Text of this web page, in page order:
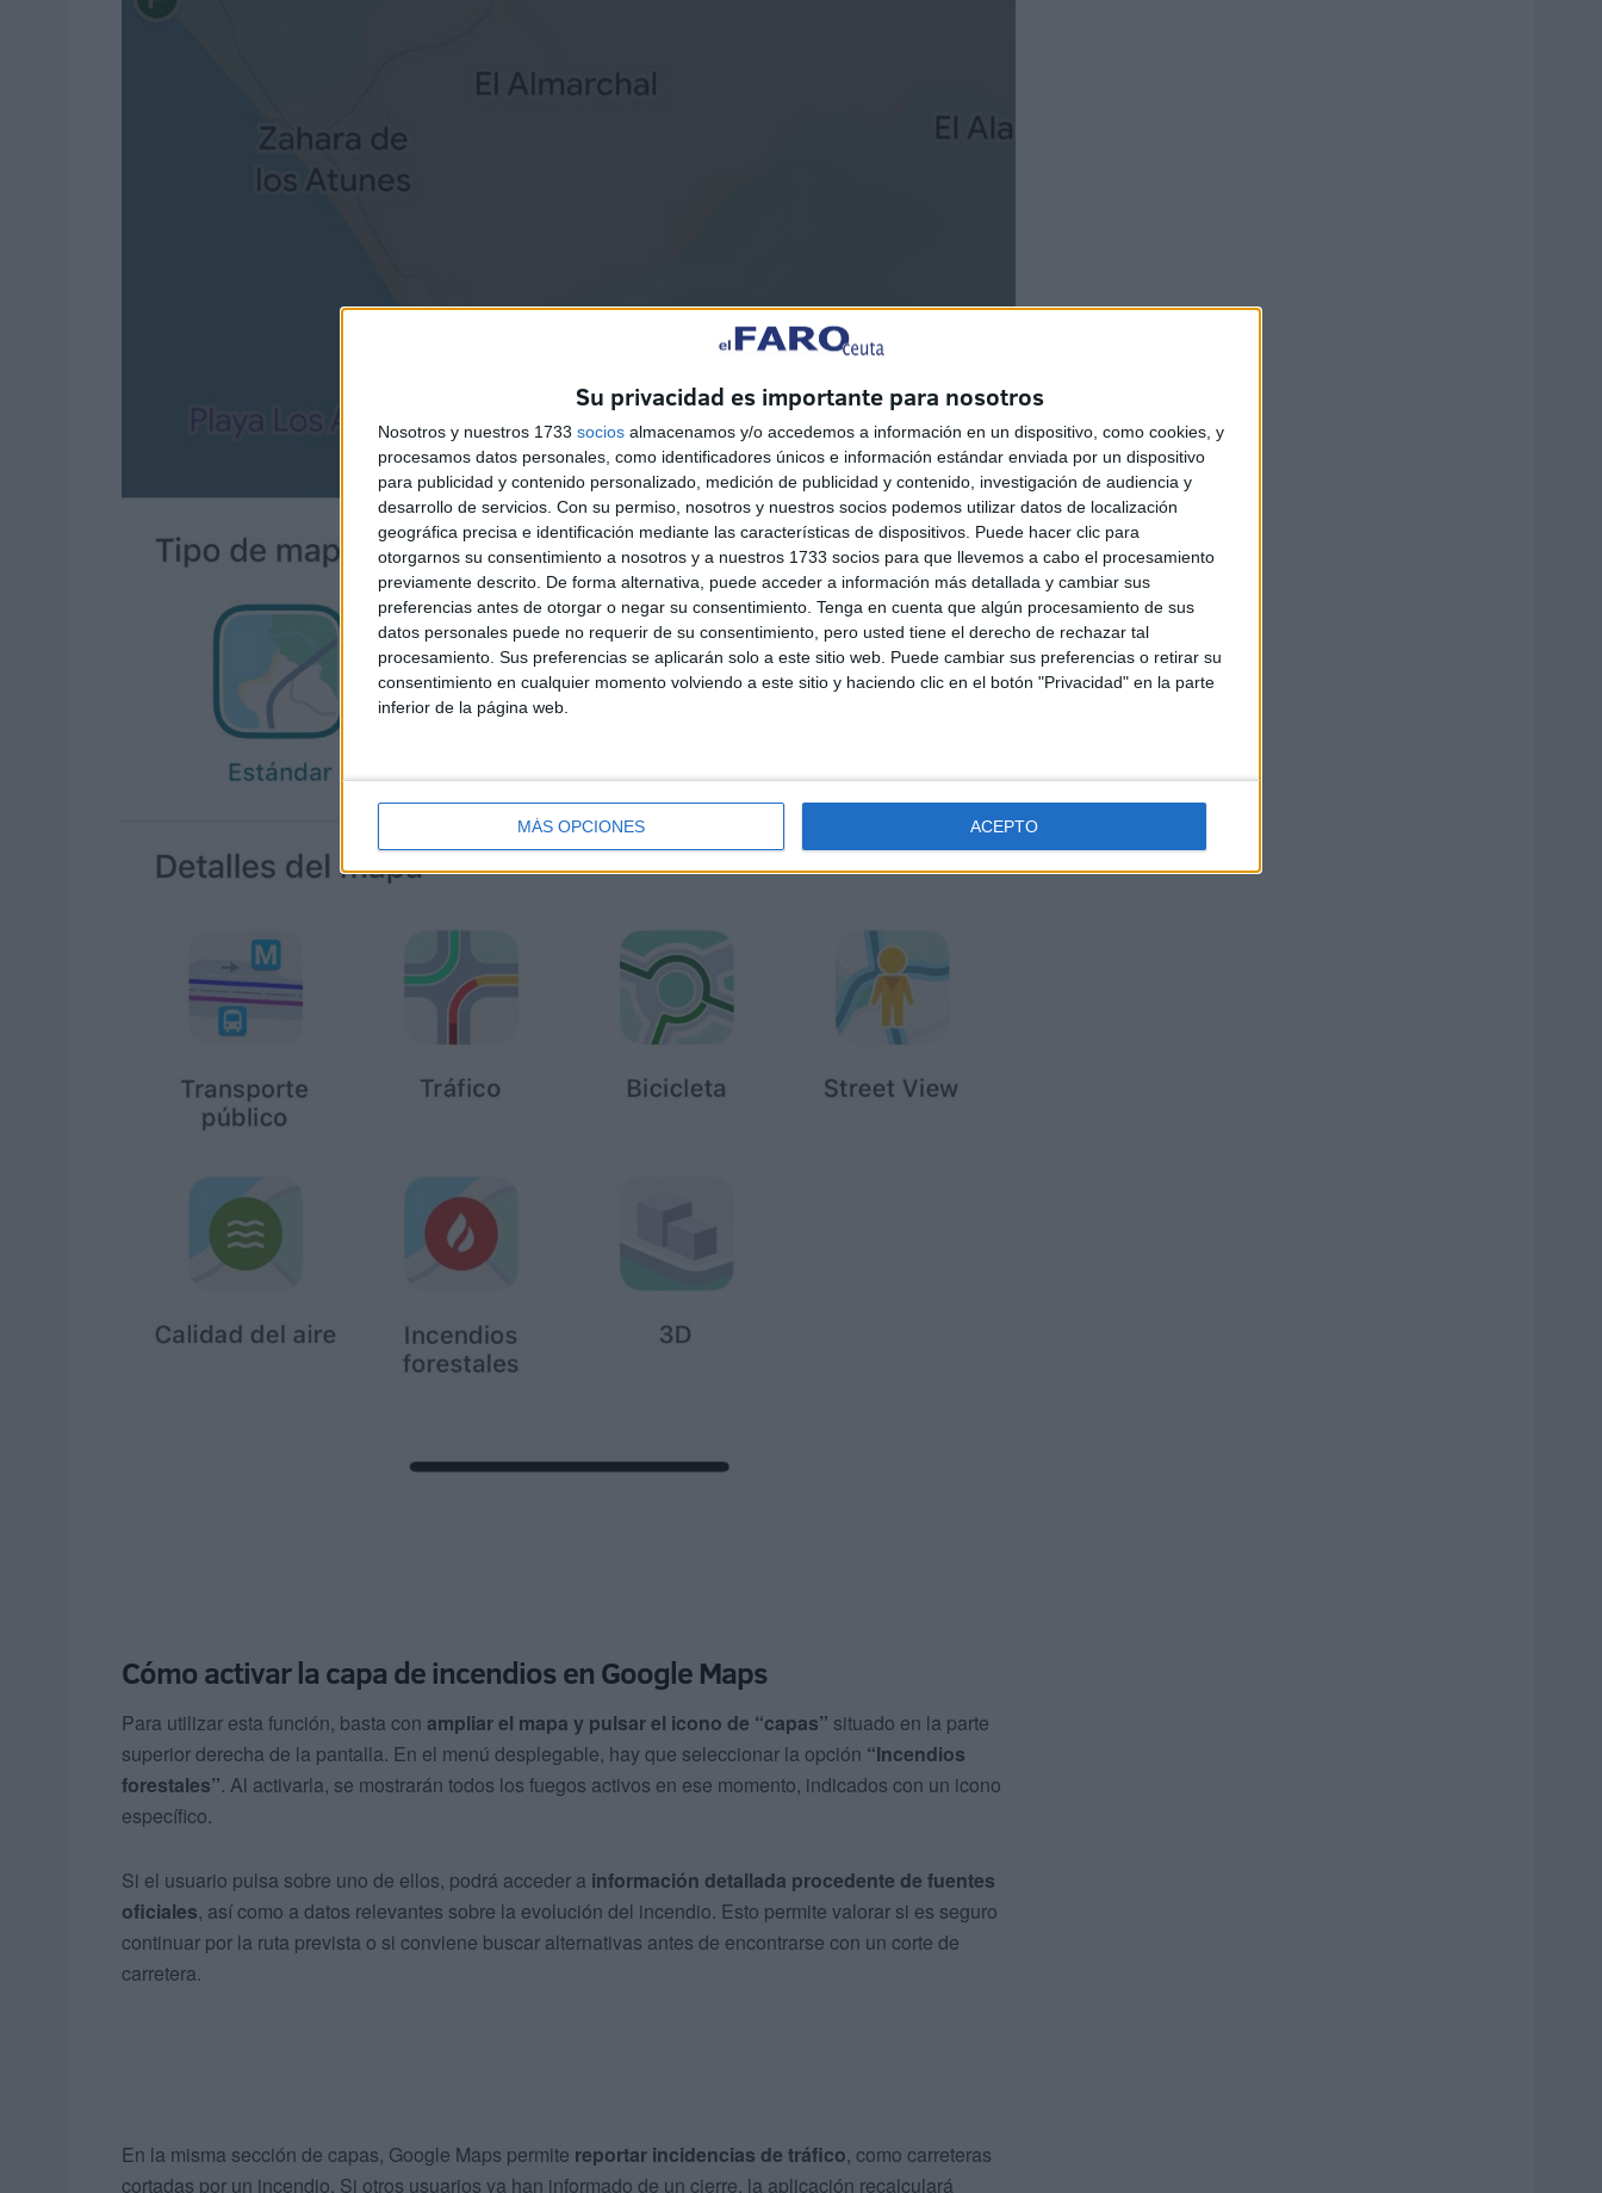
Su privacidad es importante para nosotros
Nosotros y nuestros 1733 socios almacenamos y/o accedemos a información en un dispositivo, como cookies, y
procesamos datos personales, como identificadores únicos e información estándar enviada por un dispositivo
para publicidad y contenido personalizado, medición de publicidad y contenido, investigación de audiencia y
desarrollo de servicios. Con su permiso, nosotros y nuestros socios podemos utilizar datos de localización
geográfica precisa e identificación mediante las características de dispositivos. Puede hacer clic para
otorgarnos su consentimiento a nosotros y a nuestros 1733 socios para que llevemos a cabo el procesamiento
previamente descrito. De forma alternativa, puede acceder a información más detallada y cambiar sus
preferencias antes de otorgar o negar su consentimiento. Tenga en cuenta que algún procesamiento de sus
datos personales puede no requerir de su consentimiento, pero usted tiene el derecho de rechazar tal
procesamiento. Sus preferencias se aplicarán solo a este sitio web. Puede cambiar sus preferencias o retirar su
consentimiento en cualquier momento volviendo a este sitio y haciendo clic en el botón "Privacidad" en la parte
inferior de la página web.
MÁS OPCIONES ACEPTO
Cómo activar la capa de incendios en Google Maps
Para utilizar esta función, basta con ampliar el mapa y pulsar el icono de “capas” situado en la parte
superior derecha de la pantalla. En el menú desplegable, hay que seleccionar la opción “Incendios
forestales”. Al activarla, se mostrarán todos los fuegos activos en ese momento, indicados con un icono
específico.
Si el usuario pulsa sobre uno de ellos, podrá acceder a información detallada procedente de fuentes
oficiales, así como a datos relevantes sobre la evolución del incendio. Esto permite valorar si es seguro
continuar por la ruta prevista o si conviene buscar alternativas antes de encontrarse con un corte de
carretera.
En la misma sección de capas, Google Maps permite reportar incidencias de tráfico, como carreteras
cortadas por un incendio. Si otros usuarios ya han informado de un cierre, la aplicación recalculará